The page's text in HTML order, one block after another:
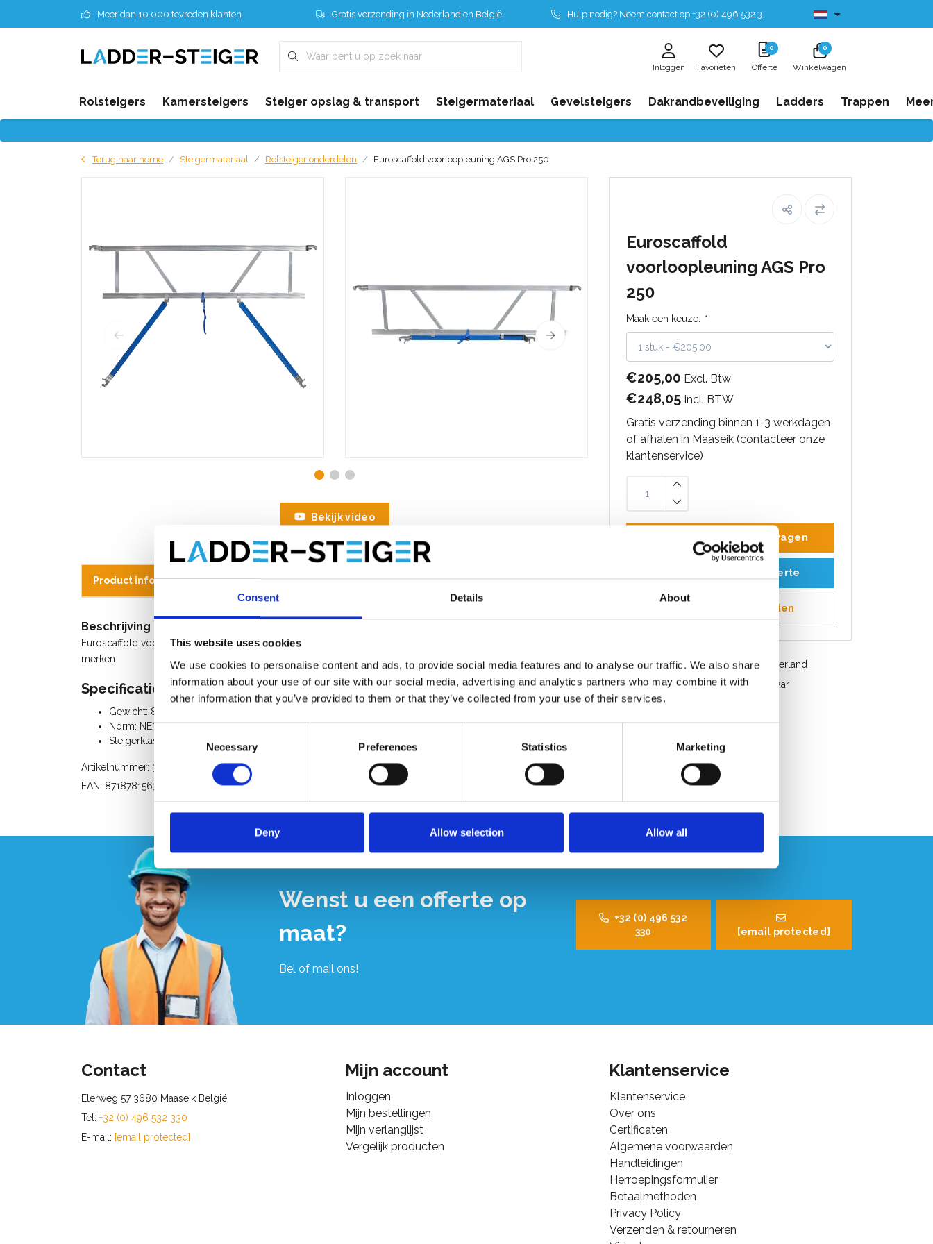
Consent Details About
This website uses cookies
We use cookies to personalise content and ads, to provide social media features and to analyse our traffic. We also share
information about your use of our site with our social media, advertising and analytics partners who may combine it with
other information that you’ve provided to them or that they’ve collected from your use of their services.
Selection
Necessary Preferences Statistics Marketing
Deny Allow selection Allow all
Meer dan 10.000 tevreden klanten Gratis verzending in Nederland en België Hulp nodig? Neem contact op +32 (0) 496 532 330 Leverbaar uit voorraad
Inloggen Favorieten
0
Offerte
0
Winkelwagen
Rolsteigers Kamersteigers Steiger opslag & transport Steigermateriaal Gevelsteigers Dakrandbeveiliging Ladders Trappen
Terug naar home Steigermateriaal Rolsteiger onderdelen Euroscaffold voorloopleuning AGS Pro 250
Euroscaffold
voorloopleuning AGS Pro
250
Maak een keuze: *
€205,00 Excl. Btw
€248,05 Incl. BTW
Gratis verzending binnen 1-3 werkdagen
of afhalen in Maaseik (contacteer onze
klantenservice)
Toevoegen aan winkelwagen
Toevoegen aan offerte
Opslaan in favorieten
Gratis verzending in België en Nederland
Snelle service. Uit voorraad leverbaar
Professioneel advies
Klantbeoordeling 9,2/10
Bekijk video
Product informatie Vergelijkbare producten Reviews
Beschrijving
Euroscaffold voorloopleuning voor rolsteigers met platformlengte 250 cm. Universeel uitwisselbaar met andere
merken.
Specificaties:
Gewicht: 8 Kg
Norm: NEN-EN 1004, EN 1298, TÜV-GS
Steigerklasse III (200 Kg/m²)
Artikelnummer: 30358
EAN: 8718781563233
Wenst u een offerte op
maat?
Bel of mail ons!
+32 (0) 496 532
330
[email protected]
Contact
Elerweg 57 3680 Maaseik België
Tel: +32 (0) 496 532 330
E-mail: [email protected]
Mijn account
Inloggen
Mijn bestellingen
Mijn verlanglijst
Vergelijk producten
Klantenservice
Klantenservice
Over ons
Certificaten
Algemene voorwaarden
Handleidingen
Herroepingsformulier
Betaalmethoden
Privacy Policy
Verzenden & retourneren